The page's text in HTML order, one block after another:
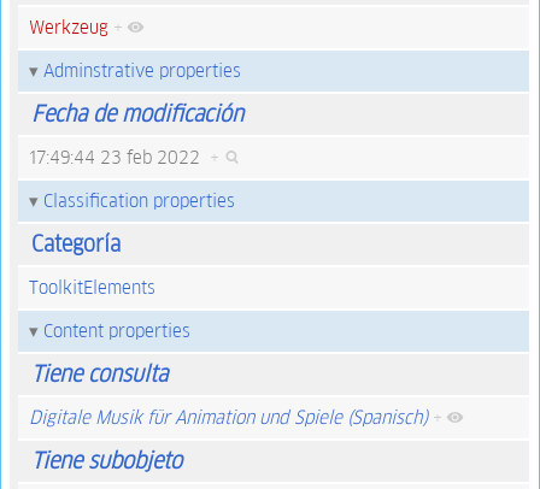
Werkzeug +
Adminstrative properties
Fecha de modificación
17:49:44 23 feb 2022 +
Classification properties
Categoría
ToolkitElements
Content properties
Tiene consulta
Digitale Musik für Animation und Spiele (Spanisch) +
Tiene subobjeto